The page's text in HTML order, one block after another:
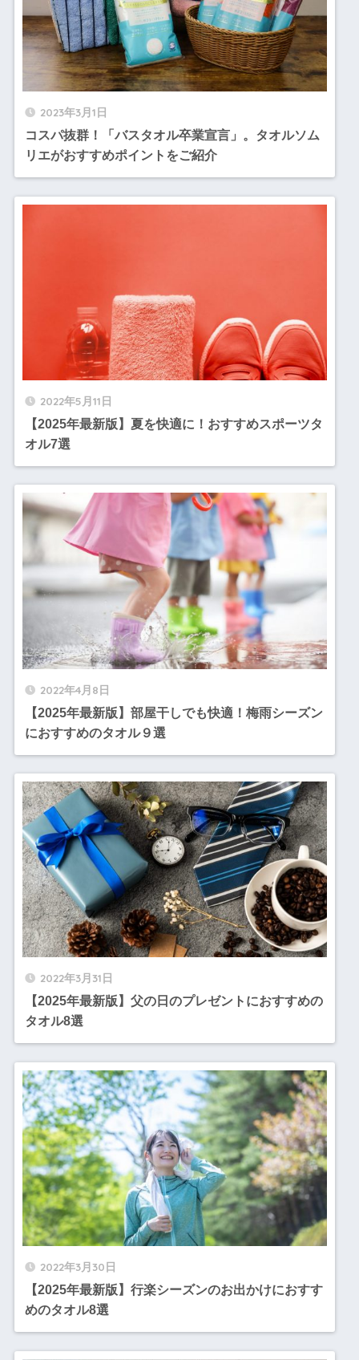
2023年3月1日
コスパ抜群！「バスタオル卒業宣言」。タオルソム
リエがおすすめポイントをご紹介
2022年5月11日
【2025年最新版】夏を快適に！おすすめスポーツタ
オル7選
2022年4月8日
【2025年最新版】部屋干しでも快適！梅雨シーズン
におすすめのタオル９選
2022年3月31日
【2025年最新版】父の日のプレゼントにおすすめの
タオル8選
2022年3月30日
【2025年最新版】行楽シーズンのお出かけにおすす
めのタオル8選